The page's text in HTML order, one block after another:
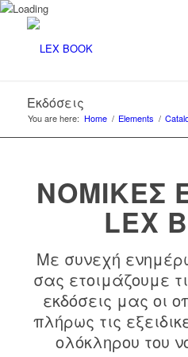
Εκδόσεις
You are here: Home / Elements /
ΝΟΜΙΚΕΣ
LEX
Με συνεχή
σας ετοιμάζουμε
εκδόσεις μας οι
πλήρως τις
ολόκληρου του